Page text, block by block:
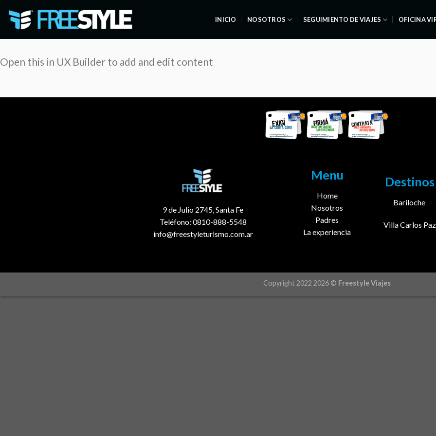
content
INICIO NOSOTROS SEGUIMIENTO DE VIAJES OFICINA
Open this in UX Builder to add and edit content
9 de Julio 2745, Santa Fe
Teléfono: 0810-888-5548
info@freestyleturismo.com.ar
Menu
Home
Nosotros
Padres
La experiencia
Destinos
Bariloche
Villa Carlos Paz
Copyright 2022 2026 © Freestyle Viajes